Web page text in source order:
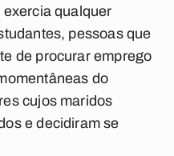
exercia qualquer
pessoas que
de procurar emprego
do
cujos maridos
e decidiram se